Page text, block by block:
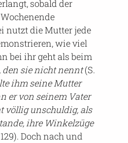
sobald der
nutzt die Mutter jede
wie viel
bei ihr geht als beim
den sie nicht nennt(S.
ihm seine Mutter
er von seinem Vater
völlig unschuldig, als
ihre Winkelzüge
Doch nach und